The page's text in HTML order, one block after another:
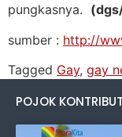
pungkasnya.
sumber : http://
Tagged Gay, gay
POJOK